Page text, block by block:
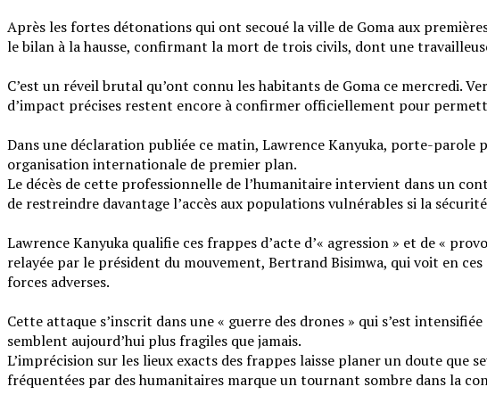
Après les fortes détonations qui ont secoué la ville de Goma aux
le bilan à la hausse, confirmant la mort de trois civils, dont une
‎​C’est un réveil brutal qu’ont connu les habitants de Goma ce mercredi.
d’impact précises restent encore à confirmer officiellement pour
‎​Dans une déclaration publiée ce matin, Lawrence Kanyuka, porte-parole
organisation internationale de premier plan.
‎​Le décès de cette professionnelle de l’humanitaire intervient dans un
de restreindre davantage l’accès aux populations vulnérables si la
‎Lawrence Kanyuka qualifie ces frappes d’acte d’« agression » et de «
relayée par le président du mouvement, Bertrand Bisimwa, qui voit en
forces adverses.
‎​Cette attaque s’inscrit dans une « guerre des drones » qui s’est
semblent aujourd’hui plus fragiles que jamais.
‎​L’imprécision sur les lieux exacts des frappes laisse planer un doute
fréquentées par des humanitaires marque un tournant sombre dans la